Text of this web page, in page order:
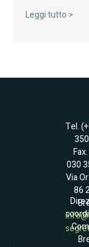
Leggi tutto >
Tel.
030
Via
86